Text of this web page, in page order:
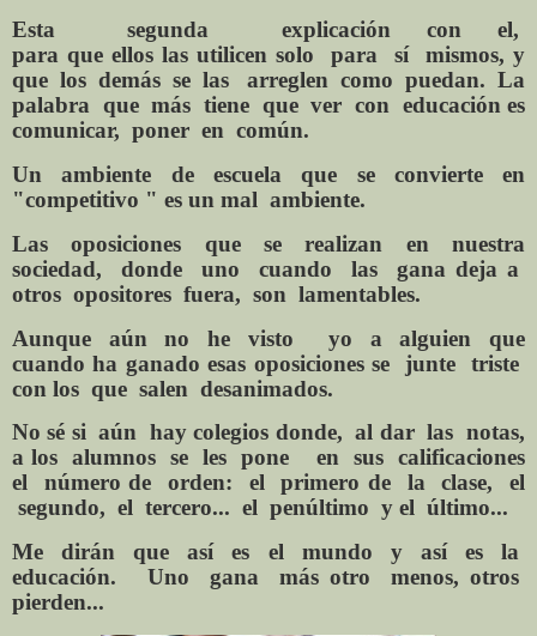
Esta
segunda explicación con
el,
para que ellos las utilicen solo para sí
mismos, y
que los demás se las arreglen como puedan. La
palabra que más tiene que ver con educación es
comunicar, poner en común.
Un
ambiente de escuela que se convierte
en
"competitivo " es un mal ambiente.
Las
oposiciones que se realizan en
nuestra
sociedad,
donde uno cuando las
gana deja a
otros opositores fuera, son lamentables.
Aunque aún
no he visto
yo a alguien que
cuando ha ganado esas oposiciones se junte
triste
con los que salen desanimados.
No sé si aún hay colegios donde, al dar las notas,
a los alumnos se les pone en sus calificaciones
el
número de orden: el primero de la clase,
el
segundo, el tercero... el penúltimo y el último...
Me
dirán que así es el mundo y así es
la
educación.
Uno gana más otro
menos, otros
pierden...